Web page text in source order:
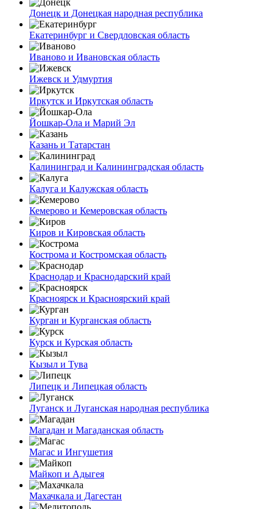
Донецк и Донецкая народная республика
Екатеринбург и Свердловская область
Иваново и Ивановская область
Ижевск и Удмуртия
Иркутск и Иркутская область
Йошкар-Ола и Марий Эл
Казань и Татарстан
Калининград и Калининградская область
Калуга и Калужская область
Кемерово и Кемеровская область
Киров и Кировская область
Кострома и Костромская область
Краснодар и Краснодарский край
Красноярск и Красноярский край
Курган и Курганская область
Курск и Курская область
Кызыл и Тува
Липецк и Липецкая область
Луганск и Луганская народная республика
Магадан и Магаданская область
Магас и Ингушетия
Майкоп и Адыгея
Махачкала и Дагестан